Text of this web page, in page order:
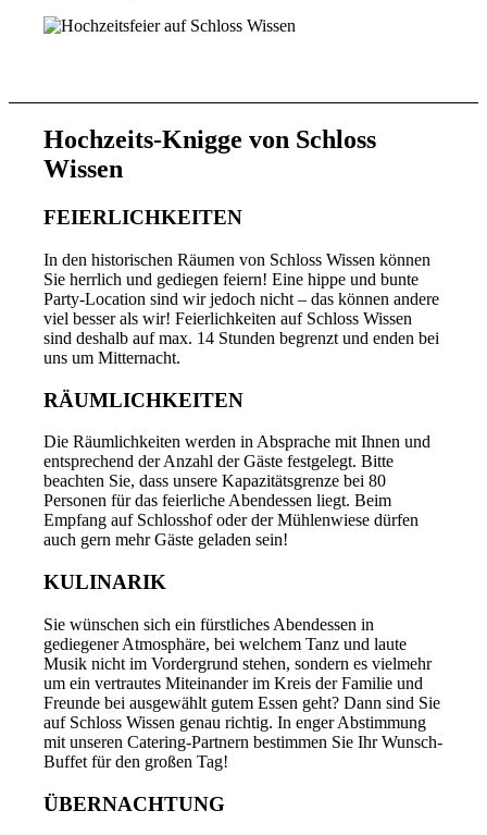
Hochzeits-Knigge von Schloss
Wissen
FEIERLICHKEITEN
In den historischen Räumen von Schloss Wissen können
Sie herrlich und gediegen feiern! Eine hippe und bunte
Party-Location sind wir jedoch nicht – das können andere
viel besser als wir! Feierlichkeiten auf Schloss Wissen
sind deshalb auf max. 14 Stunden begrenzt und enden bei
uns um Mitternacht.
RÄUMLICHKEITEN
Die Räumlichkeiten werden in Absprache mit Ihnen und
entsprechend der Anzahl der Gäste festgelegt. Bitte
beachten Sie, dass unsere Kapazitätsgrenze bei 80
Personen für das feierliche Abendessen liegt. Beim
Empfang auf Schlosshof oder der Mühlenwiese dürfen
auch gern mehr Gäste geladen sein!
KULINARIK
Sie wünschen sich ein fürstliches Abendessen in
gediegener Atmosphäre, bei welchem Tanz und laute
Musik nicht im Vordergrund stehen, sondern es vielmehr
um ein vertrautes Miteinander im Kreis der Familie und
Freunde bei ausgewählt gutem Essen geht? Dann sind Sie
auf Schloss Wissen genau richtig. In enger Abstimmung
mit unseren Catering-Partnern bestimmen Sie Ihr Wunsch-
Buffet für den großen Tag!
ÜBERNACHTUNG